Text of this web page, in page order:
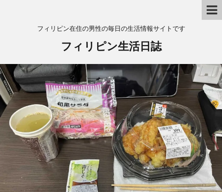
フィリピン在住の男性の毎日の生活情報サイトです
フィリピン生活日誌